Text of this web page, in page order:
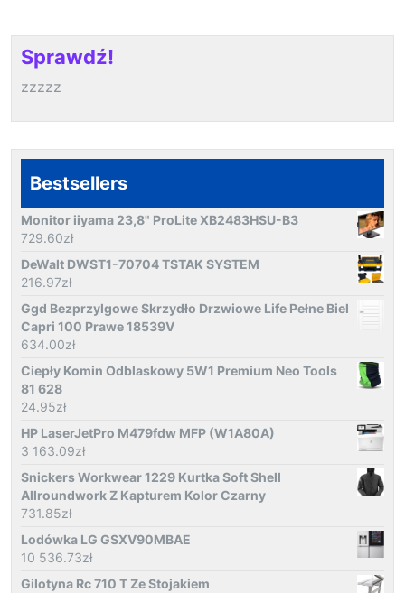
Sprawdź!
zzzzz
Bestsellers
Monitor iiyama 23,8" ProLite XB2483HSU-B3
729.60zł
DeWalt DWST1-70704 TSTAK SYSTEM
216.97zł
Ggd Bezprzylgowe Skrzydło Drzwiowe Life Pełne Biel
Capri 100 Prawe 18539V
634.00zł
Ciepły Komin Odblaskowy 5W1 Premium Neo Tools
81 628
24.95zł
HP LaserJetPro M479fdw MFP (W1A80A)
3 163.09zł
Snickers Workwear 1229 Kurtka Soft Shell
Allroundwork Z Kapturem Kolor Czarny
731.85zł
Lodówka LG GSXV90MBAE
10 536.73zł
Gilotyna Rc 710 T Ze Stojakiem